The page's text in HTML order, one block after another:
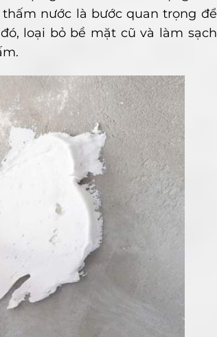
nước là bước quan trọng để
loại bỏ bề mặt cũ và làm sạch